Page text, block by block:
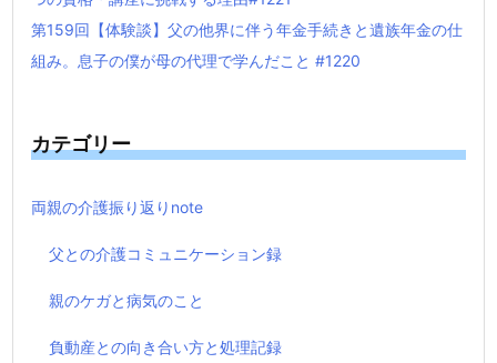
第159回【体験談】父の他界に伴う年金手続きと遺族年金の仕
組み。息子の僕が母の代理で学んだこと #1220
カテゴリー
両親の介護振り返りnote
父との介護コミュニケーション録
親のケガと病気のこと
負動産との向き合い方と処理記録